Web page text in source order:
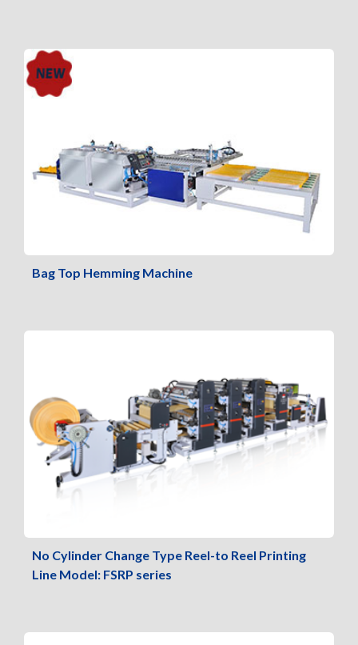
Bag Top Hemming Machine
No Cylinder Change Type Reel-to Reel Printing
Line Model: FSRP series